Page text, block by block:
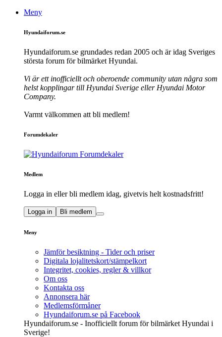
Meny
Hyundaiforum.se
Hyundaiforum.se grundades redan 2005 och är idag Sveriges
största forum för bilmärket Hyundai.
Vi är ett inofficiellt och oberoende community utan några som
helst kopplingar till Hyundai Sverige eller Hyundai Motor
Company.
Varmt välkommen att bli medlem!
Forumdekaler
Medlem
Logga in eller bli medlem idag, givetvis helt kostnadsfritt!
Logga in Bli medlem
Meny
Jämför besiktning - Tider och priser
Digitala lojalitetskort/stämpelkort
Integritet, cookies, regler & villkor
Om oss
Kontakta oss
Annonsera här
Medlemsförmåner
Hyundaiforum.se på Facebook
Hyundaiforum.se - Inofficiellt forum för bilmärket Hyundai i
Sverige!